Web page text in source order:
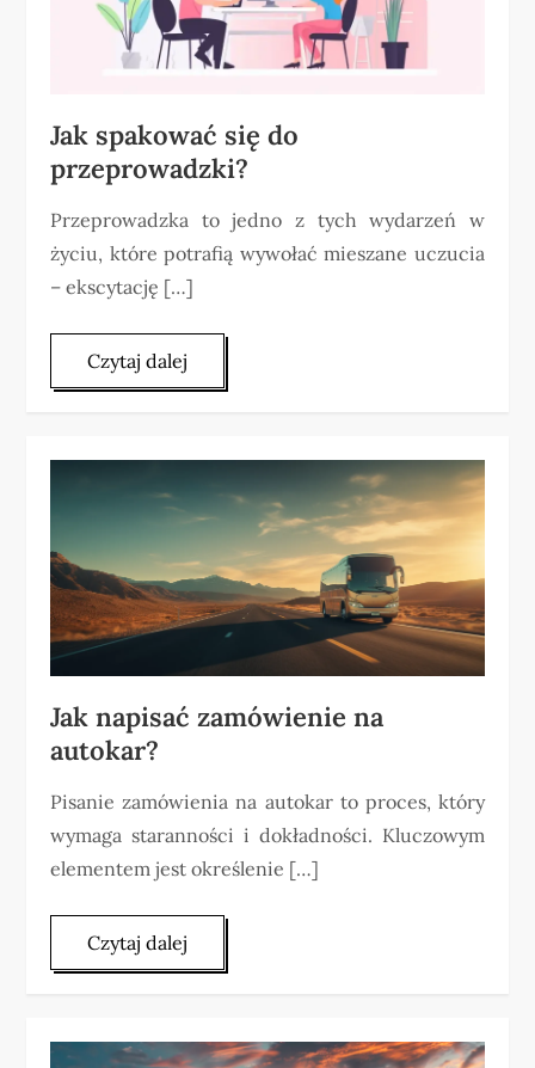
Jak spakować się do
przeprowadzki?
Przeprowadzka to jedno z tych wydarzeń w
życiu, które potrafią wywołać mieszane uczucia
– ekscytację […]
Czytaj dalej
Jak napisać zamówienie na
autokar?
Pisanie zamówienia na autokar to proces, który
wymaga staranności i dokładności. Kluczowym
elementem jest określenie […]
Czytaj dalej